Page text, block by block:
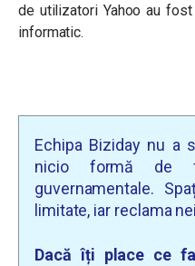
de utilizatori Yahoo au
informatic.
Echipa Biziday nu a
nicio formă de
guvernamentale.
limitate, iar reclama
Dacă îți place ce